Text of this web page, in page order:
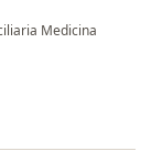
Medicina